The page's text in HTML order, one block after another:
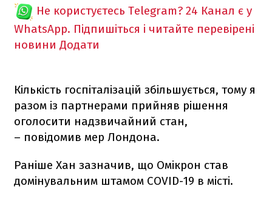
Не користуєтесь Telegram? 24 Канал є у
WhatsApp. Підпишіться і читайте перевірені
новини Додати
Кількість госпіталізацій збільшується, тому я
разом із партнерами прийняв рішення
оголосити надзвичайний стан,
– повідомив мер Лондона.
Раніше Хан зазначив, що Омікрон став
домінувальним штамом COVID-19 в місті.